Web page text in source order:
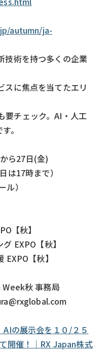
autumn/ja-
技術を持つ多くの企業
スに焦点を当てたエリ
要チェック。AI・人工
。
ら27日(金)
は17時まで）
ル）
【秋】
EXPO【秋】
EXPO【秋】
秋 事務局
AIの展示会を１０/２５
開催！｜RX Japan株式